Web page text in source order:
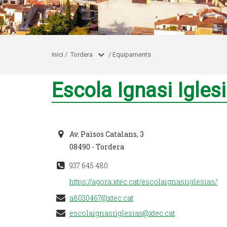
Inici / Tordera / Equipaments
Escola Ignasi
Av. Països Catalans, 3
08490 - Tordera
937 645 480
https://agora.xtec.cat/escolaignasiiglesias/
a8030467@xtec.cat
escolaignasiiglesias@xtec.cat